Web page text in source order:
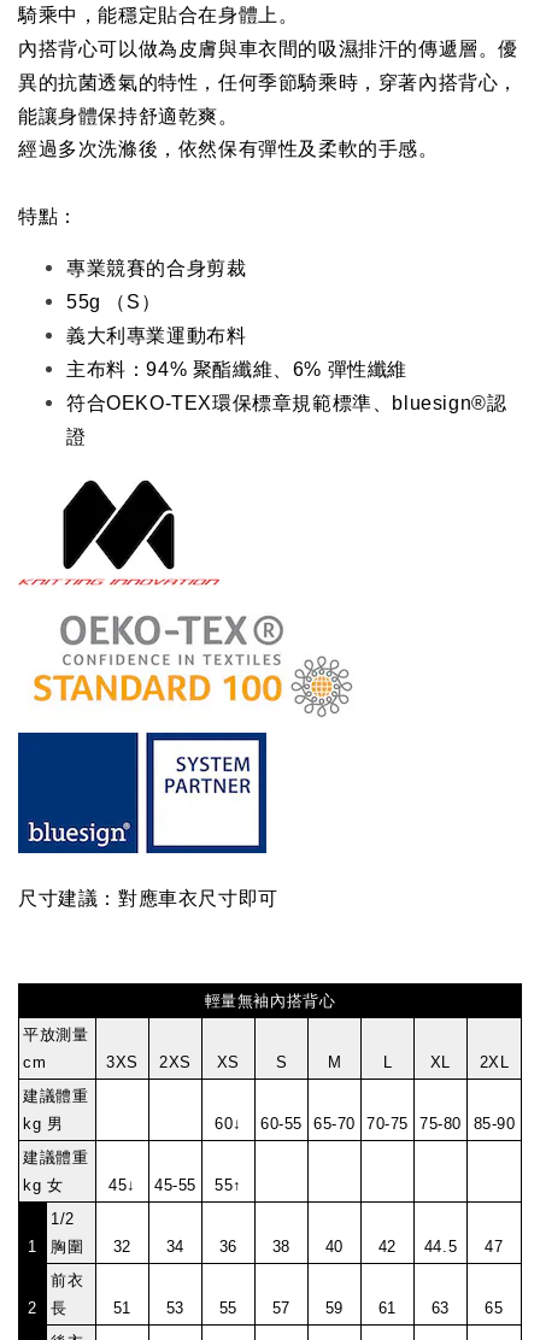
騎乘中，能穩定貼合在身體上。
內搭背心可以做為皮膚與車衣間的吸濕排汗的傳遞層。優
異的抗菌透氣的特性，任何季節騎乘時，穿著內搭背心，
能讓身體保持舒適乾爽。
經過多次洗滌後，依然保有彈性及柔軟的手感。
特點：
專業競賽的合身剪裁
55g （S）
義大利專業運動布料
主布料：94% 聚酯纖維、6% 彈性纖維
符合OEKO-TEX環保標章規範標準、bluesign®認
證
尺寸建議：對應車衣尺寸即可
輕量無袖內搭背心
平放測量
cm
3XS 2XS XS S M L XL
2XL
建議體重
kg 男
60↓ 60-55 65-70 70-75 75-80
85-90
建議體重
kg 女
45↓ 45-55 55↑
1
1/2
胸圍
32 34 36 38 40 42 44.5 47
2
前衣
長
51 53 55 57 59 61 63 65